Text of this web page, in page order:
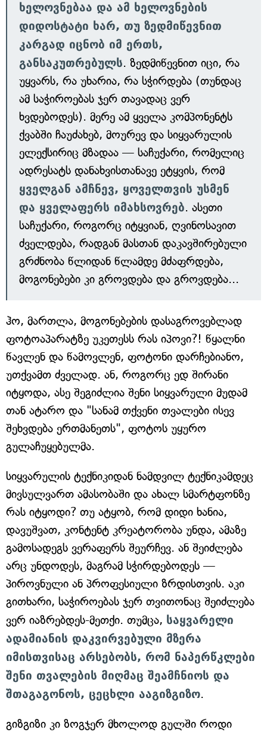
ხელოვნებაა და ამ ხელოვნების
დიდოსტატი ხარ, თუ ზედმიწევნით
კარგად იცნობ იმ ერთს,
განსაკუთრებულს. ზედმიწევნით იცი, რა
უყვარს, რა უხარია, რა სჭირდება (თუნდაც
ამ საჭიროებას ჯერ თავადაც ვერ
ხვდებოდეს). მერე ამ ყველა კომპონენტს
ქვაბში ჩაუძახებ, მოურევ და სიყვარულის
ელექსირიც მზადაა — საჩუქარი, რომელიც
ადრესატს დანახვისთანავე ეტყვის, რომ
ყველგან ამჩნევ, ყოველთვის უსმენ
და ყველაფერს იმახსოვრებ. ასეთი
საჩუქარი, როგორც იტყვიან, ღვინოსავით
ძველდება, რადგან მასთან დაკავშირებული
გრძნობა წლიდან წლამდე მძაფრდება,
მოგონებები კი გროვდება და გროვდება...
ჰო, მართლა, მოგონებების დასაგროვებლად
ფოტოაპარატზე უკეთესს რას იპოვი?! წყალნი
წავლენ და წამოვლენ, ფოტონი დარჩებიანო,
უთქვამთ ძველად. ან, როგორც ედ შირანი
იტყოდა, ასე შეგიძლია შენი სიყვარული მუდამ
თან ატარო და "სანამ თქვენი თვალები ისევ
შეხვდება ერთმანეთს", ფოტოს უყურო
გულაჩუყებულმა.
სიყვარულის ტექნიკიდან ნამდვილ ტექნიკამდეც
მივსულვართ ამასობაში და ახალ სმარტფონზე
რას იტყოდი? თუ ატყობ, რომ დიდი ხანია,
დავუშვათ, კონტენტ კრეატორობა უნდა, ამაზე
გამოსადეგს ვერაფერს შეურჩევ. ან შეიძლება
არც უნდოდეს, მაგრამ სჭირდებოდეს —
პიროვნული ან პროფესიული ზრდისთვის. აკი
გითხარი, საჭიროებას ჯერ თვითონაც შეიძლება
ვერ იაზრებდეს-მეთქი. თუმცა, საყვარელი
ადამიანის დაკვირვებული მზერა
იმისთვისაც არსებობს, რომ ნაპერწკლები
შენი თვალების მიღმაც შეამჩნიოს და
შთაგაგონოს, ცეცხლი ააგიზგიზო.
გიზგიზი კი ზოგჯერ მხოლოდ გულში როდი